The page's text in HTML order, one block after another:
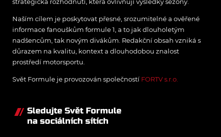
Naším cílem je poskytovat přesné, srozumitelné a ověřené
informace fanouškům formule 1, a to jak dlouholetým
nadšencům, tak novým divákům. Redakční obsah vzniká s
důrazem na kvalitu, kontext a dlouhodobou znalost
prostředí motorsportu.
Svět Formule je provozován společností FORTV s.r.o.
Sledujte Svět Formule
na sociálních sítích